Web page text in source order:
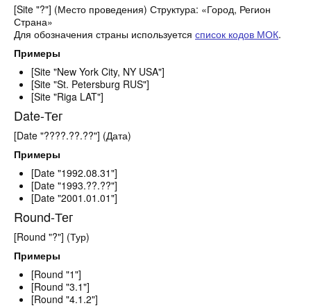
[Site "?"] (Место проведения) Структура: «Город, Регион
Страна»
Для обозначения страны используется список кодов МОК.
Примеры
[Site "New York City, NY USA"]
[Site "St. Petersburg RUS"]
[Site "Riga LAT"]
Date-Тег
[Date "????.??.??"] (Дата)
Примеры
[Date "1992.08.31"]
[Date "1993.??.??"]
[Date "2001.01.01"]
Round-Тег
[Round "?"] (Тур)
Примеры
[Round "1"]
[Round "3.1"]
[Round "4.1.2"]